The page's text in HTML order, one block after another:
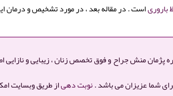
باروریاست . در مقاله بعد ، در مورد تشخیص و درمان
پژمان منش جراح و فوق تخصص زنان ، زیبایی و
شما عزیزان می باشد .نوبت دهیاز طریق وبسایت